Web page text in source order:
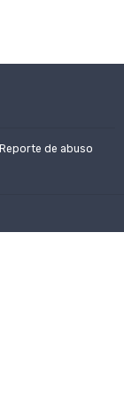
Reporte de abuso